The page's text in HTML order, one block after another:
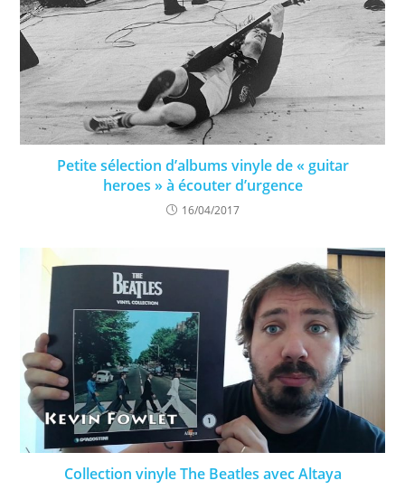
Petite sélection d’albums vinyle de « guitar
heroes » à écouter d’urgence
16/04/2017
Collection vinyle The Beatles avec Altaya